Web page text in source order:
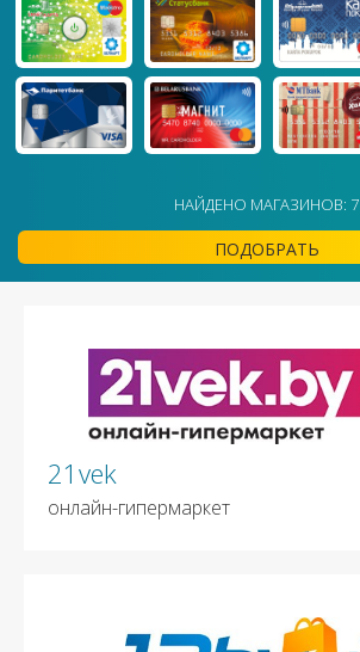
НАЙДЕНО МАГАЗИНОВ: 7
ПОДОБРАТЬ
21vek
онлайн-гипермаркет